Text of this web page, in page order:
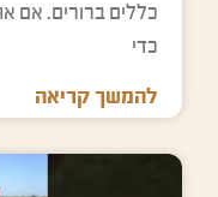
כללים ברורים. אם
כדי
להמשך קריאה